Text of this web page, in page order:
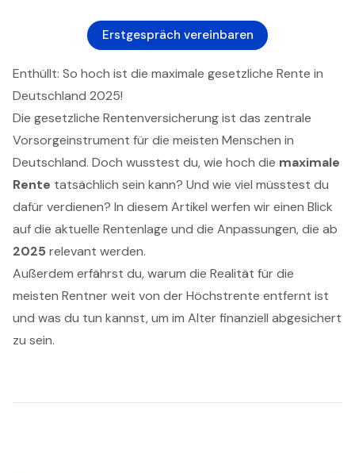
Erstgespräch vereinbaren
Enthüllt: So hoch ist die maximale gesetzliche Rente in
Deutschland 2025!
Die gesetzliche Rentenversicherung ist das zentrale
Vorsorgeinstrument für die meisten Menschen in
Deutschland. Doch wusstest du, wie hoch die maximale
Rente tatsächlich sein kann? Und wie viel müsstest du
dafür verdienen? In diesem Artikel werfen wir einen Blick
auf die aktuelle Rentenlage und die Anpassungen, die ab
2025 relevant werden.
Außerdem erfährst du, warum die Realität für die
meisten Rentner weit von der Höchstrente entfernt ist
und was du tun kannst, um im Alter finanziell abgesichert
zu sein.